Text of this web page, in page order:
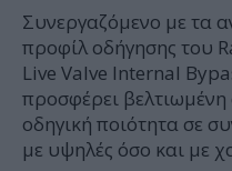
Συνεργαζόμενο με τα
προφίλ οδήγησης του
Live Valve Internal
προσφέρει
οδηγική ποιότητα σε
με υψηλές όσο και με